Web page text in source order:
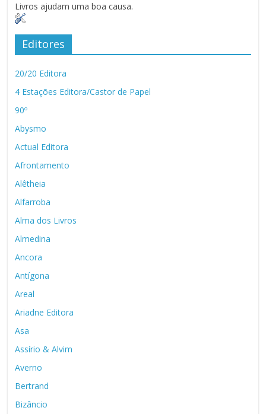
Livros ajudam uma boa causa.
Editores
20/20 Editora
4 Estações Editora/Castor de Papel
90º
Abysmo
Actual Editora
Afrontamento
Alêtheia
Alfarroba
Alma dos Livros
Almedina
Ancora
Antígona
Areal
Ariadne Editora
Asa
Assírio & Alvim
Averno
Bertrand
Bizâncio